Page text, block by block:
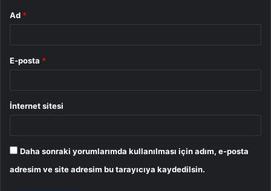
Ad *
E-posta *
İnternet sitesi
Daha sonraki yorumlarımda kullanılması için adım, e-posta
adresim ve site adresim bu tarayıcıya kaydedilsin.